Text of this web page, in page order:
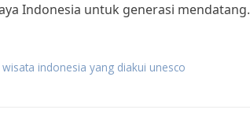
Indonesia untuk generasi mendatang.
wisata indonesia yang diakui unesco